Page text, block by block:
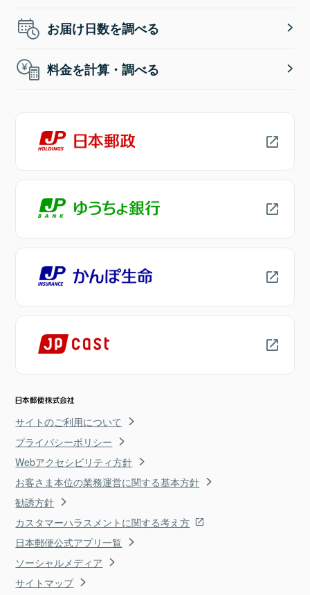
お届け日数を調べる
料金を計算・調べる
サイトのご利用について
プライバシーポリシー
Webアクセシビリティ方針
お客さま本位の業務運営に関する基本方針
勧誘方針
カスタマーハラスメントに関する考え方
日本郵便公式アプリ一覧
ソーシャルメディア
サイトマップ